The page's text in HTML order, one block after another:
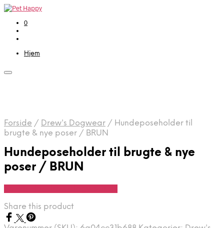
0
Hjem
Forside / Drew's Dogwear / Hundeposeholder til
brugte & nye poser / BRUN
Hundeposeholder til brugte & nye
poser / BRUN
Share this product